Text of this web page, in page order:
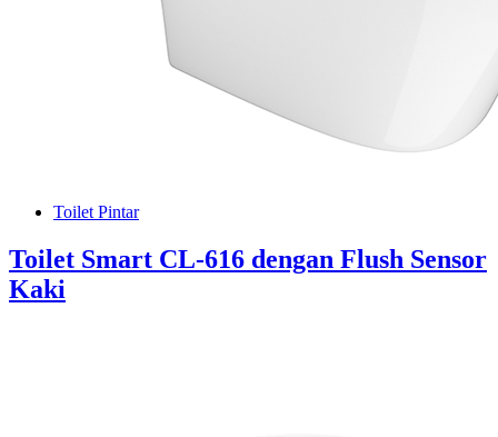
Toilet Pintar
Toilet Smart CL-616 dengan Flush Sensor
Kaki